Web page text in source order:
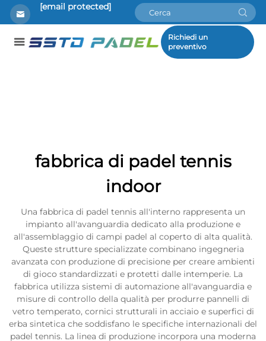
[email protected]
Richiedi un
preventivo
fabbrica di padel tennis
indoor
Una fabbrica di padel tennis all'interno rappresenta un
impianto all'avanguardia dedicato alla produzione e
all'assemblaggio di campi padel al coperto di alta qualità.
Queste strutture specializzate combinano ingegneria
avanzata con produzione di precisione per creare ambienti
di gioco standardizzati e protetti dalle intemperie. La
fabbrica utilizza sistemi di automazione all'avanguardia e
misure di controllo della qualità per produrre pannelli di
vetro temperato, cornici strutturali in acciaio e superfici di
erba sintetica che soddisfano le specifiche internazionali del
padel tennis. La linea di produzione incorpora una moderna